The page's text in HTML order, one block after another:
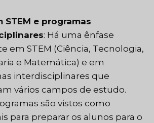
STEM e programas
: Há uma ênfase
em STEM (Ciência, Tecnologia,
e Matemática) e em
interdisciplinares que
vários campos de estudo.
são vistos como
para preparar os alunos para o